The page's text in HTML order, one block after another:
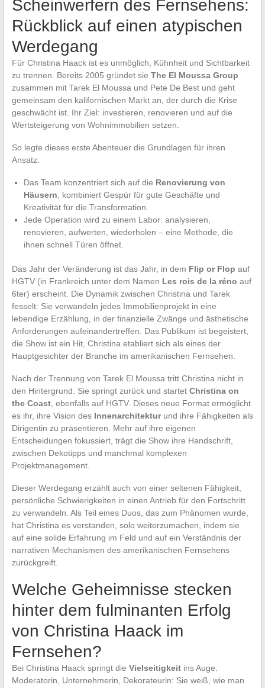
Scheinwerfern des Fernsehens:
Rückblick auf einen atypischen
Werdegang
Für Christina Haack ist es unmöglich, Kühnheit und Sichtbarkeit
zu trennen. Bereits 2005 gründet sie The El Moussa Group
zusammen mit Tarek El Moussa und Pete De Best und geht
gemeinsam den kalifornischen Markt an, der durch die Krise
geschwächt ist. Ihr Ziel: investieren, renovieren und auf die
Wertsteigerung von Wohnimmobilien setzen.
So legte dieses erste Abenteuer die Grundlagen für ihren
Ansatz:
Das Team konzentriert sich auf die Renovierung von
Häusern , kombiniert Gespür für gute Geschäfte und
Kreativität für die Transformation.
Jede Operation wird zu einem Labor: analysieren,
renovieren, aufwerten, wiederholen – eine Methode, die
ihnen schnell Türen öffnet.
Das Jahr der Veränderung ist das Jahr, in dem Flip or Flop auf
HGTV (in Frankreich unter dem Namen Les rois de la réno auf
6ter) erscheint. Die Dynamik zwischen Christina und Tarek
fesselt: Sie verwandeln jedes Immobilienprojekt in eine
lebendige Erzählung, in der finanzielle Zwänge und ästhetische
Anforderungen aufeinandertreffen. Das Publikum ist begeistert,
die Show ist ein Hit, Christina etabliert sich als eines der
Hauptgesichter der Branche im amerikanischen Fernsehen.
Nach der Trennung von Tarek El Moussa tritt Christina nicht in
den Hintergrund. Sie springt zurück und startet Christina on
the Coast, ebenfalls auf HGTV. Dieses neue Format ermöglicht
es ihr, ihre Vision des Innenarchitekturund ihre Fähigkeiten als
Dirigentin zu präsentieren. Mehr auf ihre eigenen
Entscheidungen fokussiert, trägt die Show ihre Handschrift,
zwischen Dekotipps und manchmal komplexen
Projektmanagement.
Dieser Werdegang erzählt auch von einer seltenen Fähigkeit,
persönliche Schwierigkeiten in einen Antrieb für den Fortschritt
zu verwandeln. Als Teil eines Duos, das zum Phänomen wurde,
hat Christina es verstanden, solo weiterzumachen, indem sie
auf eine solide Erfahrung im Feld und auf ein Verständnis der
narrativen Mechanismen des amerikanischen Fernsehens
zurückgreift.
Welche Geheimnisse stecken
hinter dem fulminanten Erfolg
von Christina Haack im
Fernsehen?
Bei Christina Haack springt die Vielseitigkeitins Auge.
Moderatorin, Unternehmerin, Dekorateurin: Sie weiß, wie man